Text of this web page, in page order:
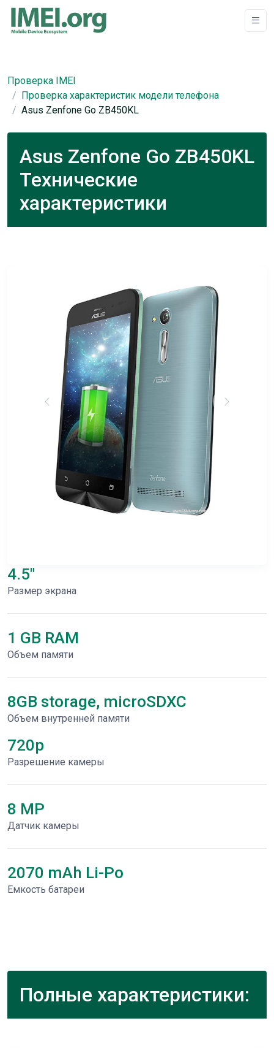
Проверка IMEI
Проверка характеристик модели телефона
Asus Zenfone Go ZB450KL
Asus Zenfone Go ZB450KL
Технические
характеристики
4.5"
Размер экрана
1 GB RAM
Объем памяти
8GB storage, microSDXC
Объем внутренней памяти
720p
Разрешение камеры
8 MP
Датчик камеры
2070 mAh Li-Po
Емкость батареи
Полные характеристики: